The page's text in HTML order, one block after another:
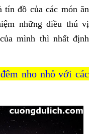
tín đồ của các món ăn
những điều thú vị
mình thì nhất định
nho nhỏ với các